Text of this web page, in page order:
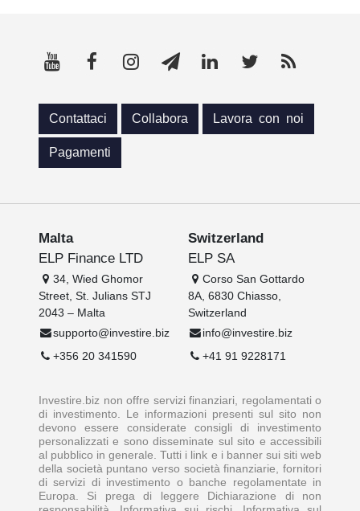
Contattaci Collabora Lavora con noi
Pagamenti
Malta
ELP Finance LTD
34, Wied Ghomor
Street, St. Julians STJ
2043 – Malta
supporto@investire.biz
+356 20 341590
Switzerland
ELP SA
Corso San Gottardo
8A, 6830 Chiasso,
Switzerland
info@investire.biz
+41 91 9228171
Investire.biz non offre servizi finanziari, regolamentati o
di investimento. Le informazioni presenti sul sito non
devono essere considerate consigli di investimento
personalizzati e sono disseminate sul sito e accessibili
al pubblico in generale. Tutti i link e i banner sui siti web
della società puntano verso società finanziarie, fornitori
di servizi di investimento o banche regolamentate in
Europa. Si prega di leggere Dichiarazione di non